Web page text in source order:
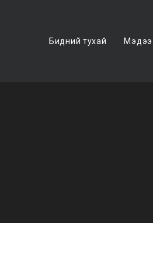
Бидний тухай Мэдээ